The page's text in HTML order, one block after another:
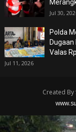
Jul 30,
Polda
Valas
Jul 11, 2026
Created By